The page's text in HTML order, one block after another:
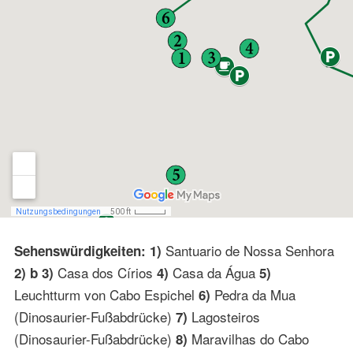
Sehenswürdigkeiten: 1) Santuario de Nossa Senhora
2) b 3) Casa dos Círios 4) Casa da Água 5)
Leuchtturm von Cabo Espichel 6) Pedra da Mua
(Dinosaurier-Fußabdrücke) 7) Lagosteiros
(Dinosaurier-Fußabdrücke) 8) Maravilhas do Cabo